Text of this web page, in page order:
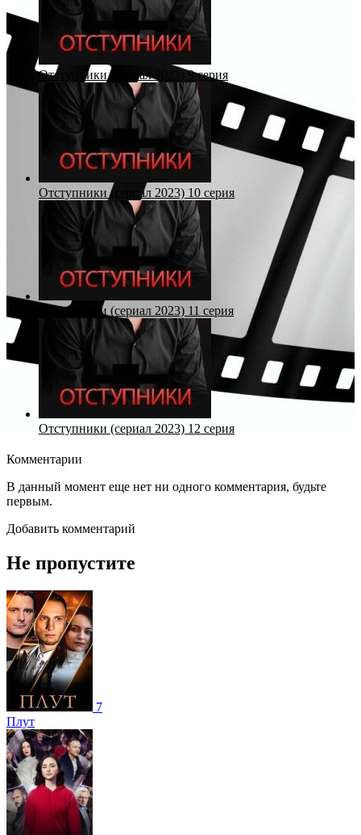
Отступники (сериал 2023) 9 серия
Отступники (сериал 2023) 10 серия
Отступники (сериал 2023) 11 серия
Отступники (сериал 2023) 12 серия
Комментарии
В данный момент еще нет ни одного комментария, будьте
первым.
Добавить комментарий
Не пропустите
7
Плут